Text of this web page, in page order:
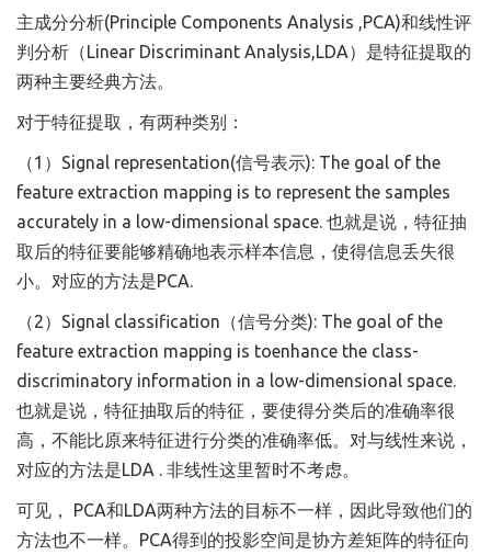
主成分分析(Principle Components Analysis ,PCA)和线性评
判分析（Linear Discriminant Analysis,LDA）是特征提取的
两种主要经典方法。
对于特征提取，有两种类别：
（1）Signal representation(信号表示): The goal of the
feature extraction mapping is to represent the samples
accurately in a low-dimensional space. 也就是说，特征抽
取后的特征要能够精确地表示样本信息，使得信息丢失很
小。对应的方法是PCA.
（2）Signal classification（信号分类): The goal of the
feature extraction mapping is toenhance the class-
discriminatory information in a low-dimensional space.
也就是说，特征抽取后的特征，要使得分类后的准确率很
高，不能比原来特征进行分类的准确率低。对与线性来说，
对应的方法是LDA . 非线性这里暂时不考虑。
可见， PCA和LDA两种方法的目标不一样，因此导致他们的
方法也不一样。PCA得到的投影空间是协方差矩阵的特征向